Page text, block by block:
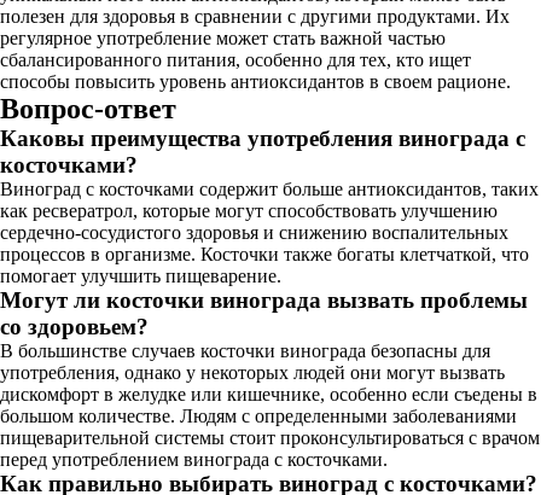
полезен для здоровья в сравнении с другими продуктами. Их
регулярное употребление может стать важной частью
сбалансированного питания, особенно для тех, кто ищет
способы повысить уровень антиоксидантов в своем рационе.
Вопрос-ответ
Каковы преимущества употребления винограда с
косточками?
Виноград с косточками содержит больше антиоксидантов, таких
как ресвератрол, которые могут способствовать улучшению
сердечно-сосудистого здоровья и снижению воспалительных
процессов в организме. Косточки также богаты клетчаткой, что
помогает улучшить пищеварение.
Могут ли косточки винограда вызвать проблемы
со здоровьем?
В большинстве случаев косточки винограда безопасны для
употребления, однако у некоторых людей они могут вызвать
дискомфорт в желудке или кишечнике, особенно если съедены в
большом количестве. Людям с определенными заболеваниями
пищеварительной системы стоит проконсультироваться с врачом
перед употреблением винограда с косточками.
Как правильно выбирать виноград с косточками?